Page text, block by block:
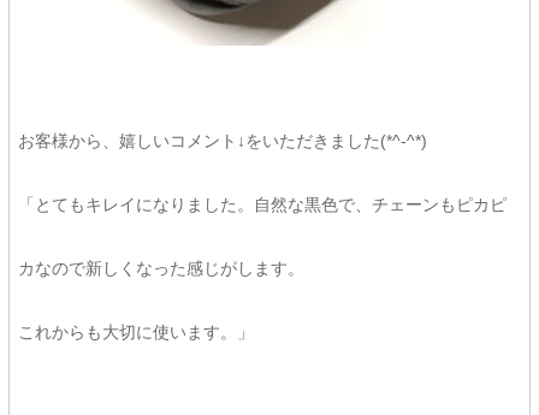
お客様から、嬉しいコメント↓をいただきました(*^-^*)
「とてもキレイになりました。自然な黒色で、チェーンもピカピ
カなので新しくなった感じがします。
これからも大切に使います。」